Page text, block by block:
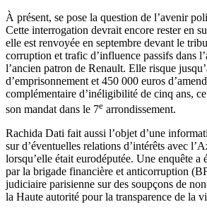
À présent, se pose la question de l’avenir
Cette interrogation devrait encore rester en
elle est renvoyée en septembre devant le
corruption et trafic d’influence passifs dans
l’ancien patron de Renault. Elle risque
d’emprisonnement et 450 000 euros
complémentaire d’inéligibilité de cinq ans,
son mandat dans le 7e arrondissement.
Rachida Dati fait aussi l’objet d’une
sur d’éventuelles relations d’intérêts avec
lorsqu’elle était eurodéputée. Une enquête a
par la brigade financière et anticorruption
judiciaire parisienne sur des soupçons de
la Haute autorité pour la transparence de la